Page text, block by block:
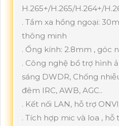
H.265+/H.265/H.264+/
. Tầm xa hồng ngoại:
thông minh
. Ống kính: 2.8mm , góc
. Công nghệ bổ trợ hình
sáng DWDR, Chống
đêm IRC, AWB, AGC..
. Kết nối LAN, hỗ trợ
. Tích hợp mic và loa ,